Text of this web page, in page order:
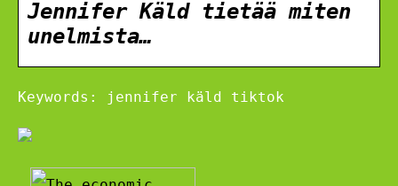
Jennifer Käld tietää miten
unelmista…
Keywords: jennifer käld tiktok